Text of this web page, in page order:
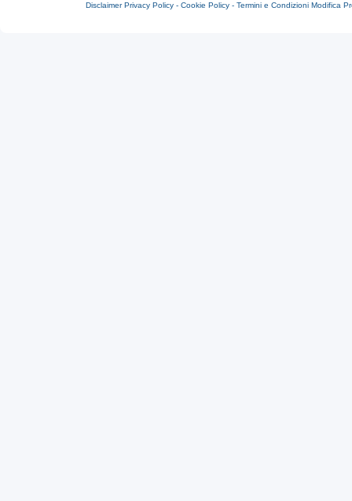
Disclaimer Privacy Policy - Cookie Policy - Termini e Condizioni Modifica